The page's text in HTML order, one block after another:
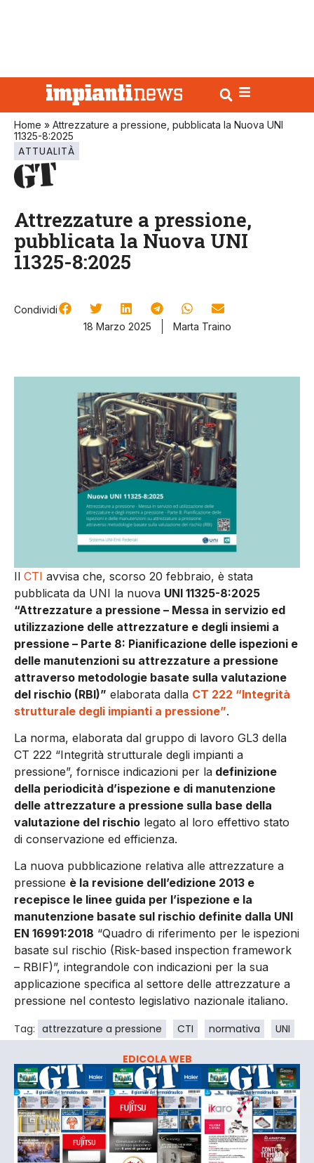
Home » Attrezzature a pressione, pubblicata la Nuova UNI
11325-8:2025
ATTUALITÀ
Attrezzature a pressione,
pubblicata la Nuova UNI
11325-8:2025
Condividi
18 Marzo 2025
Marta Traino
Il CTI avvisa che, scorso 20 febbraio, è stata
pubblicata da UNI la nuova UNI 11325-8:2025
“Attrezzature a pressione – Messa in servizio ed
utilizzazione delle attrezzature e degli insiemi a
pressione – Parte 8: Pianificazione delle ispezioni e
delle manutenzioni su attrezzature a pressione
attraverso metodologie basate sulla valutazione
del rischio (RBI)” elaborata dalla CT 222 “Integrità
strutturale degli impianti a pressione”.
La norma, elaborata dal gruppo di lavoro GL3 della
CT 222 “Integrità strutturale degli impianti a
pressione”, fornisce indicazioni per la definizione
della periodicità d’ispezione e di manutenzione
delle attrezzature a pressione sulla base della
valutazione del rischio legato al loro effettivo stato
di conservazione ed efficienza.
La nuova pubblicazione relativa alle attrezzature a
pressione è la revisione dell’edizione 2013 e
recepisce le linee guida per l’ispezione e la
manutenzione basate sul rischio definite dalla UNI
EN 16991:2018 “Quadro di riferimento per le ispezioni
basate sul rischio (Risk-based inspection framework
– RBIF)”, integrandole con indicazioni per la sua
applicazione specifica al settore delle attrezzature a
pressione nel contesto legislativo nazionale italiano.
Tag: attrezzature a pressione CTI normativa UNI
EDICOLA WEB